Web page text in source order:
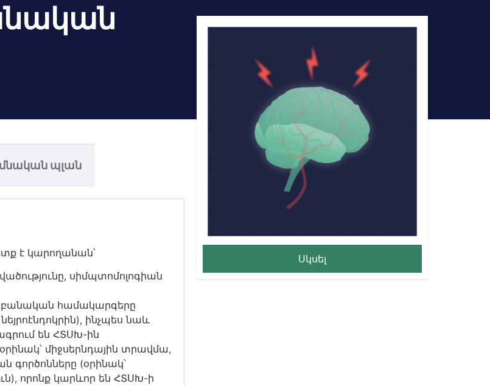
պլան
է կարողանան՝
սիմպտոմոլոգիան
համակարգերը
ինչպես նաև
են ՀՏՍԽ-ին
միջսերնդային տրավմա,
գործոնները (օրինակ՝
որոնք կարևոր են ՀՏՍԽ-ի
Սկսել